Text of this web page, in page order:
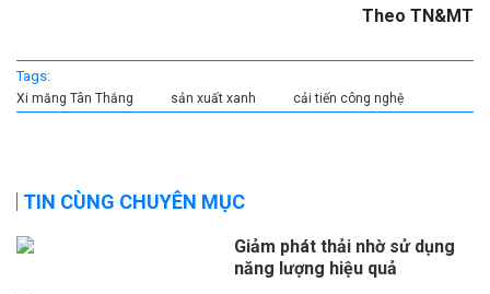
Theo TN&MT
Tags:
Xi măng Tân Thắng sản xuất xanh cải tiến công nghệ
TIN CÙNG CHUYÊN MỤC
Giảm phát thải nhờ sử dụng
năng lượng hiệu quả